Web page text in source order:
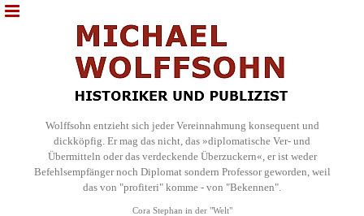
Wolffsohn entzieht sich jeder Vereinnahmung konsequent und
dickköpfig. Er mag das nicht, das »diplomatische Ver- und
Übermitteln oder das verdeckende Überzuckern«, er ist weder
Befehlsempfänger noch Diplomat sondern Professor geworden, weil
das von "profiteri" komme - von "Bekennen".
Cora Stephan in der "Welt"